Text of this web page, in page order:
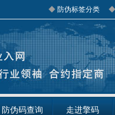
◆ 防伪标签分类 ◆
防伪码查询 走进擎码